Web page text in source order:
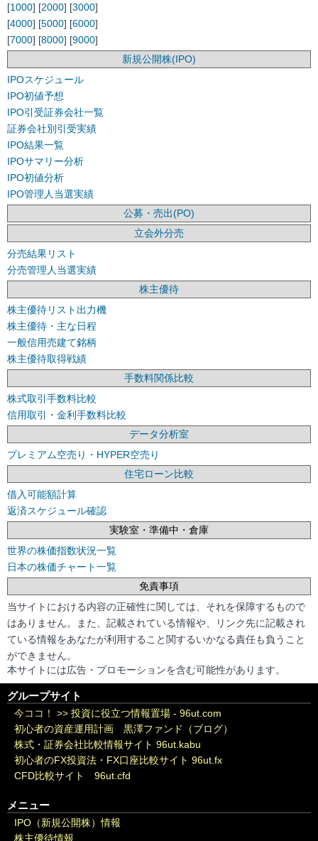
[1000] [2000] [3000]
[4000] [5000] [6000]
[7000] [8000] [9000]
新規公開株(IPO)
IPOスケジュール
IPO初値予想
IPO引受証券会社一覧
証券会社別引受実績
IPO結果一覧
IPOサマリー分析
IPO初値分析
IPO管理人当選実績
公募・売出(PO)
立会外分売
分売結果リスト
分売管理人当選実績
株主優待
株主優待リスト出力機
株主優待・主な日程
一般信用売建て銘柄
株主優待取得戦績
手数料関係比較
株式取引手数料比較
信用取引・金利手数料比較
データ分析室
プレミアム空売り・HYPER空売り
住宅ローン比較
借入可能額計算
返済スケジュール確認
実験室・準備中・倉庫
世界の株価指数状況一覧
日本の株価チャート一覧
免責事項
当サイトにおける内容の正確性に関しては、それを保障するもので
はありません。また、記載されている情報や、リンク先に記載され
ている情報をあなたが利用すること関するいかなる責任も負うこと
ができません。
本サイトには広告・プロモーションを含む可能性があります。
グループサイト
今ココ！ >> 投資に役立つ情報置場 - 96ut.com
初心者の資産運用計画 黒澤ファンド（ブログ）
株式・証券会社比較情報サイト 96ut.kabu
初心者のFX投資法・FX口座比較サイト 96ut.fx
CFD比較サイト 96ut.cfd
メニュー
IPO（新規公開株）情報
株主優待情報